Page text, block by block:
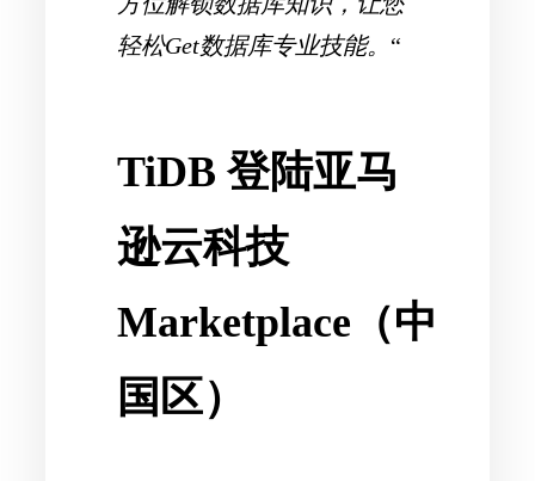
轻松Get数据库专业技能。 “
TiDB 登陆亚马
逊云科技
Marketplace（中
国区）